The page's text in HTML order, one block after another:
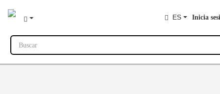
ES Inicia
Buscar